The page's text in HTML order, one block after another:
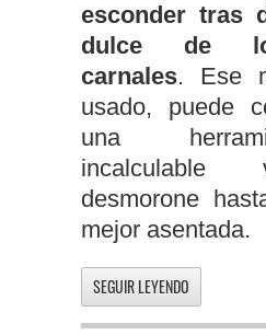
esconder tras
dulce de
carnales. Ese
usado, puede
una
desmorone
mejor asentada.
SEGUIR LEYENDO